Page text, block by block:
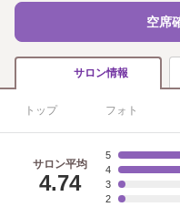
空席
サロン情報
トップ フォト
サロン平均
4.74
5
4
3
2